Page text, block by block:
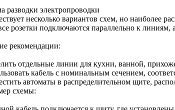
разводки электропроводки
несколько вариантов схем, но наиболее
розетки подключаются параллельно к
рекомендации:
отдельные линии для кухни, ванной,
кабель с номинальным сечением,
автоматы в распределительном щите,
схемы: